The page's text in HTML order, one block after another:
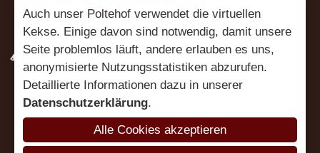
ändern
PARTNER
Auch unser Poltehof verwendet die virtuellen
Kekse. Einige davon sind notwendig, damit unsere
Seite problemlos läuft, andere erlauben es uns,
anonymisierte Nutzungsstatistiken abzurufen.
Detaillierte Informationen dazu in unserer
Datenschutzerklärung.
Alle Cookies akzeptieren